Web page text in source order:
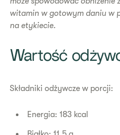
witamin w gotowym daniu w
na etykiecie.
Wartość
Składniki odżywcze w porcji:
Energia: 183 kcal